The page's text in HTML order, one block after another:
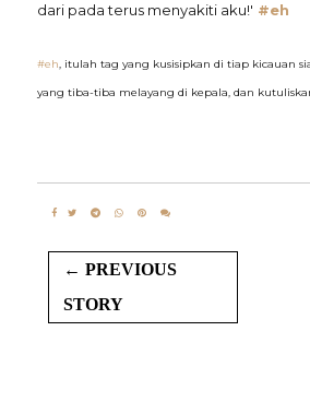
dari pada terus menyakiti aku!' #eh
#eh, itulah tag yang kusisipkan di tiap kicauan
yang tiba-tiba melayang di kepala, dan
← PREVIOUS
STORY